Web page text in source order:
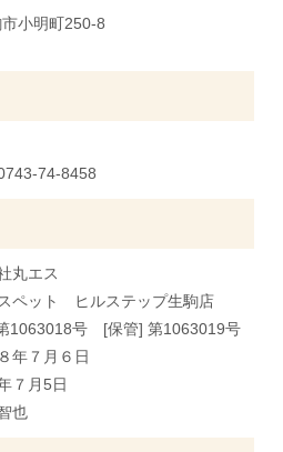
小明町250-8
74-8458
エス
ペット ヒルステップ生駒店
号 [保管] 第1063019号
７月６日
７月5日
也